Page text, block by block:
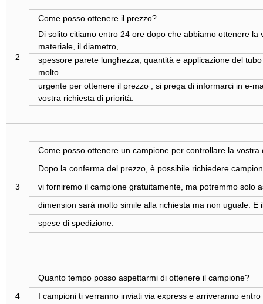
2
Come posso ottenere il prezzo?
Di solito citiamo entro 24 ore dopo che abbiamo ottenere la
materiale, il diametro,
spessore parete lunghezza, quantità e applicazione del
molto
urgente per ottenere il prezzo , si prega di informarci in e-
vostra richiesta di priorità.
3
Come posso ottenere un campione per controllare la vostra
Dopo la conferma del prezzo, è possibile richiedere
vi forniremo il campione gratuitamente, ma potremmo solo
dimension sarà molto simile alla richiesta ma non uguale. E
spese di spedizione.
4
Quanto tempo posso aspettarmi di ottenere il campione?
I campioni ti verranno inviati via express e arriveranno